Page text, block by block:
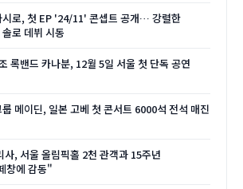
시로, 첫 EP '24/11' 콘셉트 공개… 강렬한
로 데뷔 시동
록밴드 카나분, 12월 5일 서울 첫 단독 공연
메이딘, 일본 고베 첫 콘서트 6000석 전석 매진
사, 서울 올림픽홀 2천 관객과 15주년
에 감동"